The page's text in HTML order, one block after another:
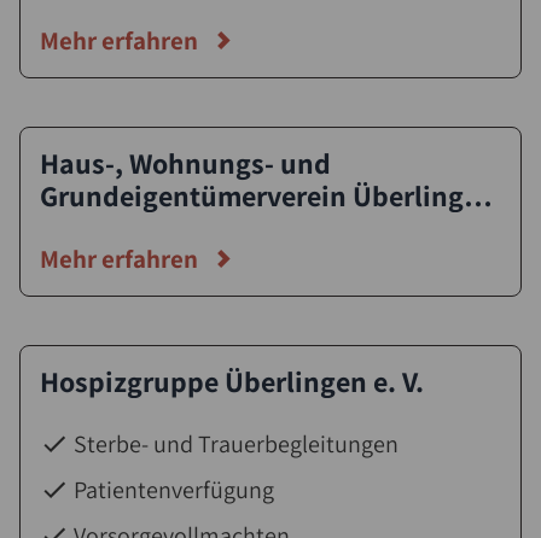
V.
Mehr erfahren
Haus-, Wohnungs- und
Grundeigentümerverein Überlingen
Mehr erfahren
Hospizgruppe Überlingen e. V.
Sterbe- und Trauerbegleitungen
Patientenverfügung